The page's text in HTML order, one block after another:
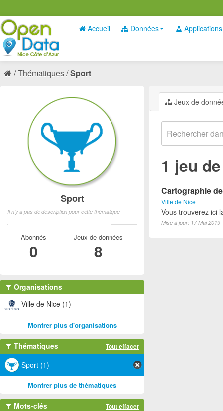
Accueil Données Applications
Thématiques Sport
Jeux de
1 jeu
Cartographie
Ville de Nice
Vous trouverez ici
Mise à jour: 17 Mai 2019
Sport
Il n'y a pas de description pour cette thématique
Abonnés
0
Jeux de données
8
Organisations
Ville de Nice (1)
Montrer plus d'organisations
Thématiques Tout effacer
Sport (1)
Montrer plus de thématiques
Mots-clés Tout effacer